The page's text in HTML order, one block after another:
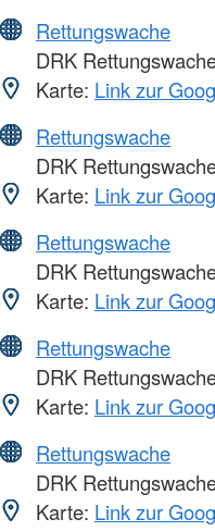
Rettungswache
DRK
Karte: Link zur
Rettungswache
DRK
Karte: Link zur
Rettungswache
DRK
Karte: Link zur
Rettungswache
DRK
Karte: Link zur
Rettungswache
DRK
Karte: Link zur